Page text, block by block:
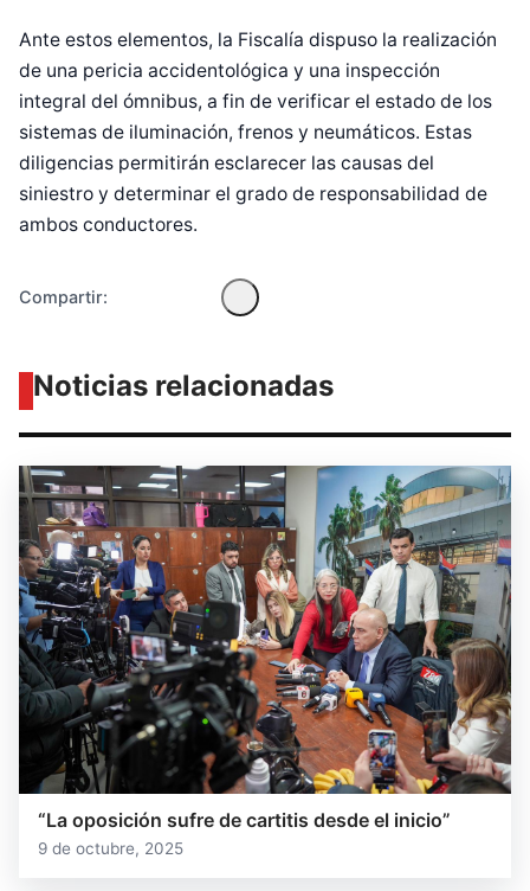
Ante estos elementos, la Fiscalía dispuso la realización
de una pericia accidentológica y una inspección
integral del ómnibus, a fin de verificar el estado de los
sistemas de iluminación, frenos y neumáticos. Estas
diligencias permitirán esclarecer las causas del
siniestro y determinar el grado de responsabilidad de
ambos conductores.
Compartir:
Diseñado por Shiro
Noticias relacionadas
“La oposición sufre de cartitis desde el inicio”
9 de octubre, 2025